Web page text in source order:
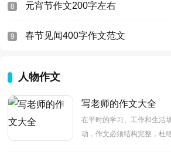
8 元宵节作文200字左右
9 春节见闻400字作文范文
人物作文
写老师的作文大全
在平时的学习、工作和生活
动，作文必须结构完整，杜